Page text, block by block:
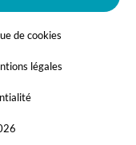
de cookies
légales